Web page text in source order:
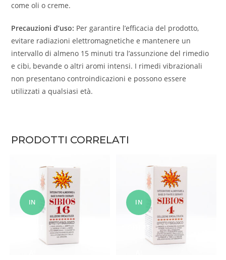
come oli o creme.
Precauzioni d’uso: Per garantire l’efficacia del prodotto,
evitare radiazioni elettromagnetiche e mantenere un
intervallo di almeno 15 minuti tra l’assunzione del rimedio
e cibi, bevande o altri aromi intensi. I rimedi vibrazionali
non presentano controindicazioni e possono essere
utilizzati a qualsiasi età.
PRODOTTI CORRELATI
IN IN
OFFERT